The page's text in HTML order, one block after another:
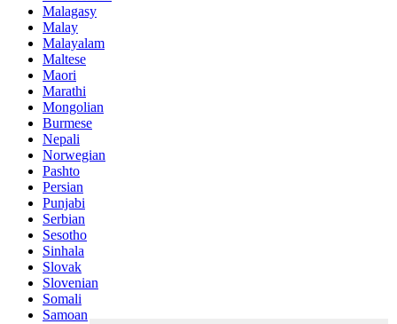
Malagasy
Malay
Malayalam
Maltese
Maori
Marathi
Mongolian
Burmese
Nepali
Norwegian
Pashto
Persian
Punjabi
Serbian
Sesotho
Sinhala
Slovak
Slovenian
Somali
Samoan